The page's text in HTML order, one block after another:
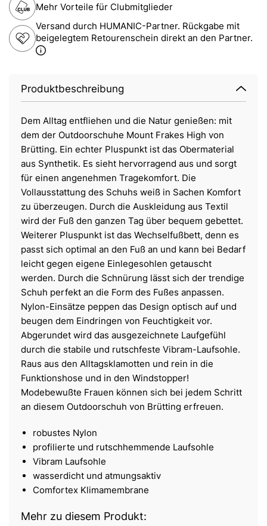
Mehr Vorteile für Clubmitglieder
Versand durch HUMANIC-Partner. Rückgabe mit
beigelegtem Retourenschein direkt an den Partner.
Produktbeschreibung
Dem Alltag entfliehen und die Natur genießen: mit
dem der Outdoorschuhe Mount Frakes High von
Brütting. Ein echter Pluspunkt ist das Obermaterial
aus Synthetik. Es sieht hervorragend aus und sorgt
für einen angenehmen Tragekomfort. Die
Vollausstattung des Schuhs weiß in Sachen Komfort
zu überzeugen. Durch die Auskleidung aus Textil
wird der Fuß den ganzen Tag über bequem gebettet.
Weiterer Pluspunkt ist das Wechselfußbett, denn es
passt sich optimal an den Fuß an und kann bei Bedarf
leicht gegen eigene Einlegesohlen getauscht
werden. Durch die Schnürung lässt sich der trendige
Schuh perfekt an die Form des Fußes anpassen.
Nylon-Einsätze peppen das Design optisch auf und
beugen dem Eindringen von Feuchtigkeit vor.
Abgerundet wird das ausgezeichnete Laufgefühl
durch die stabile und rutschfeste Vibram-Laufsohle.
Raus aus den Alltagsklamotten und rein in die
Funktionshose und in den Windstopper!
Modebewußte Frauen können sich bei jedem Schritt
an diesem Outdoorschuh von Brütting erfreuen.
robustes Nylon
profilierte und rutschhemmende Laufsohle
Vibram Laufsohle
wasserdicht und atmungsaktiv
Comfortex Klimamembrane
Mehr zu diesem Produkt: